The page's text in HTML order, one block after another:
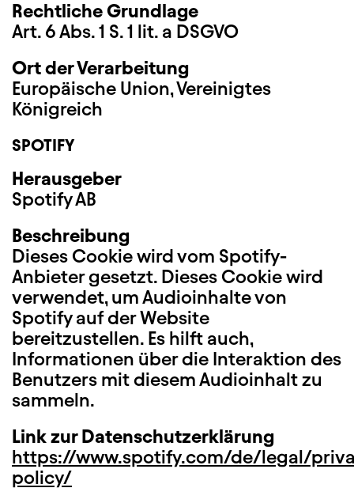
Rechtliche Grundlage
Art. 6 Abs. 1 S. 1 lit. a DSGVO
Ort der Verarbeitung
Europäische Union, Vereinigtes
Königreich
SPOTIFY
Herausgeber
Spotify AB
Beschreibung
Dieses Cookie wird vom Spotify-
Anbieter gesetzt. Dieses Cookie wird
verwendet, um Audioinhalte von
Spotify auf der Website
bereitzustellen. Es hilft auch,
Informationen über die Interaktion des
Benutzers mit diesem Audioinhalt zu
sammeln.
Link zur Datenschutzerklärung
https://www.spotify.com/de/legal/
policy/